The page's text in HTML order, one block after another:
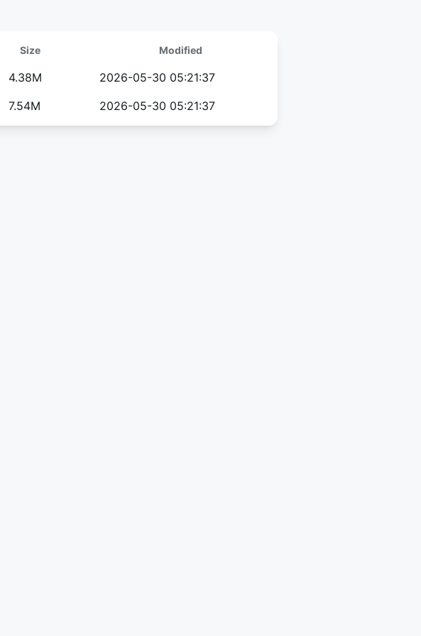
Size Modified
4.38M
2026-05-30 05:21:37
7.54M 2026-05-30 05:21:37